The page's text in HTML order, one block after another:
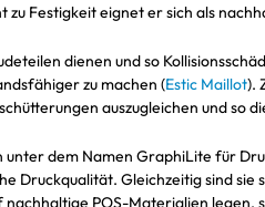
zu Festigkeit eignet er sich als
dienen und so
zu machen (Estic Maillot).
auszugleichen und so
dem Namen GraphiLite für
Gleichzeitig sind
POS-Materialien